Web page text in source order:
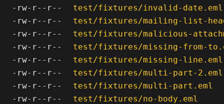
-rw-r--r--
test/fixtures/invalid-date.eml
-rw-r--r--
test/fixtures/mailing-list-
-rw-r--r--
test/fixtures/malicious-
-rw-r--r--
test/fixtures/missing-from-
-rw-r--r--
test/fixtures/missing-line.eml
-rw-r--r--
test/fixtures/multi-part-2.eml
-rw-r--r--
test/fixtures/multi-part.eml
-rw-r--r--
test/fixtures/no-body.eml